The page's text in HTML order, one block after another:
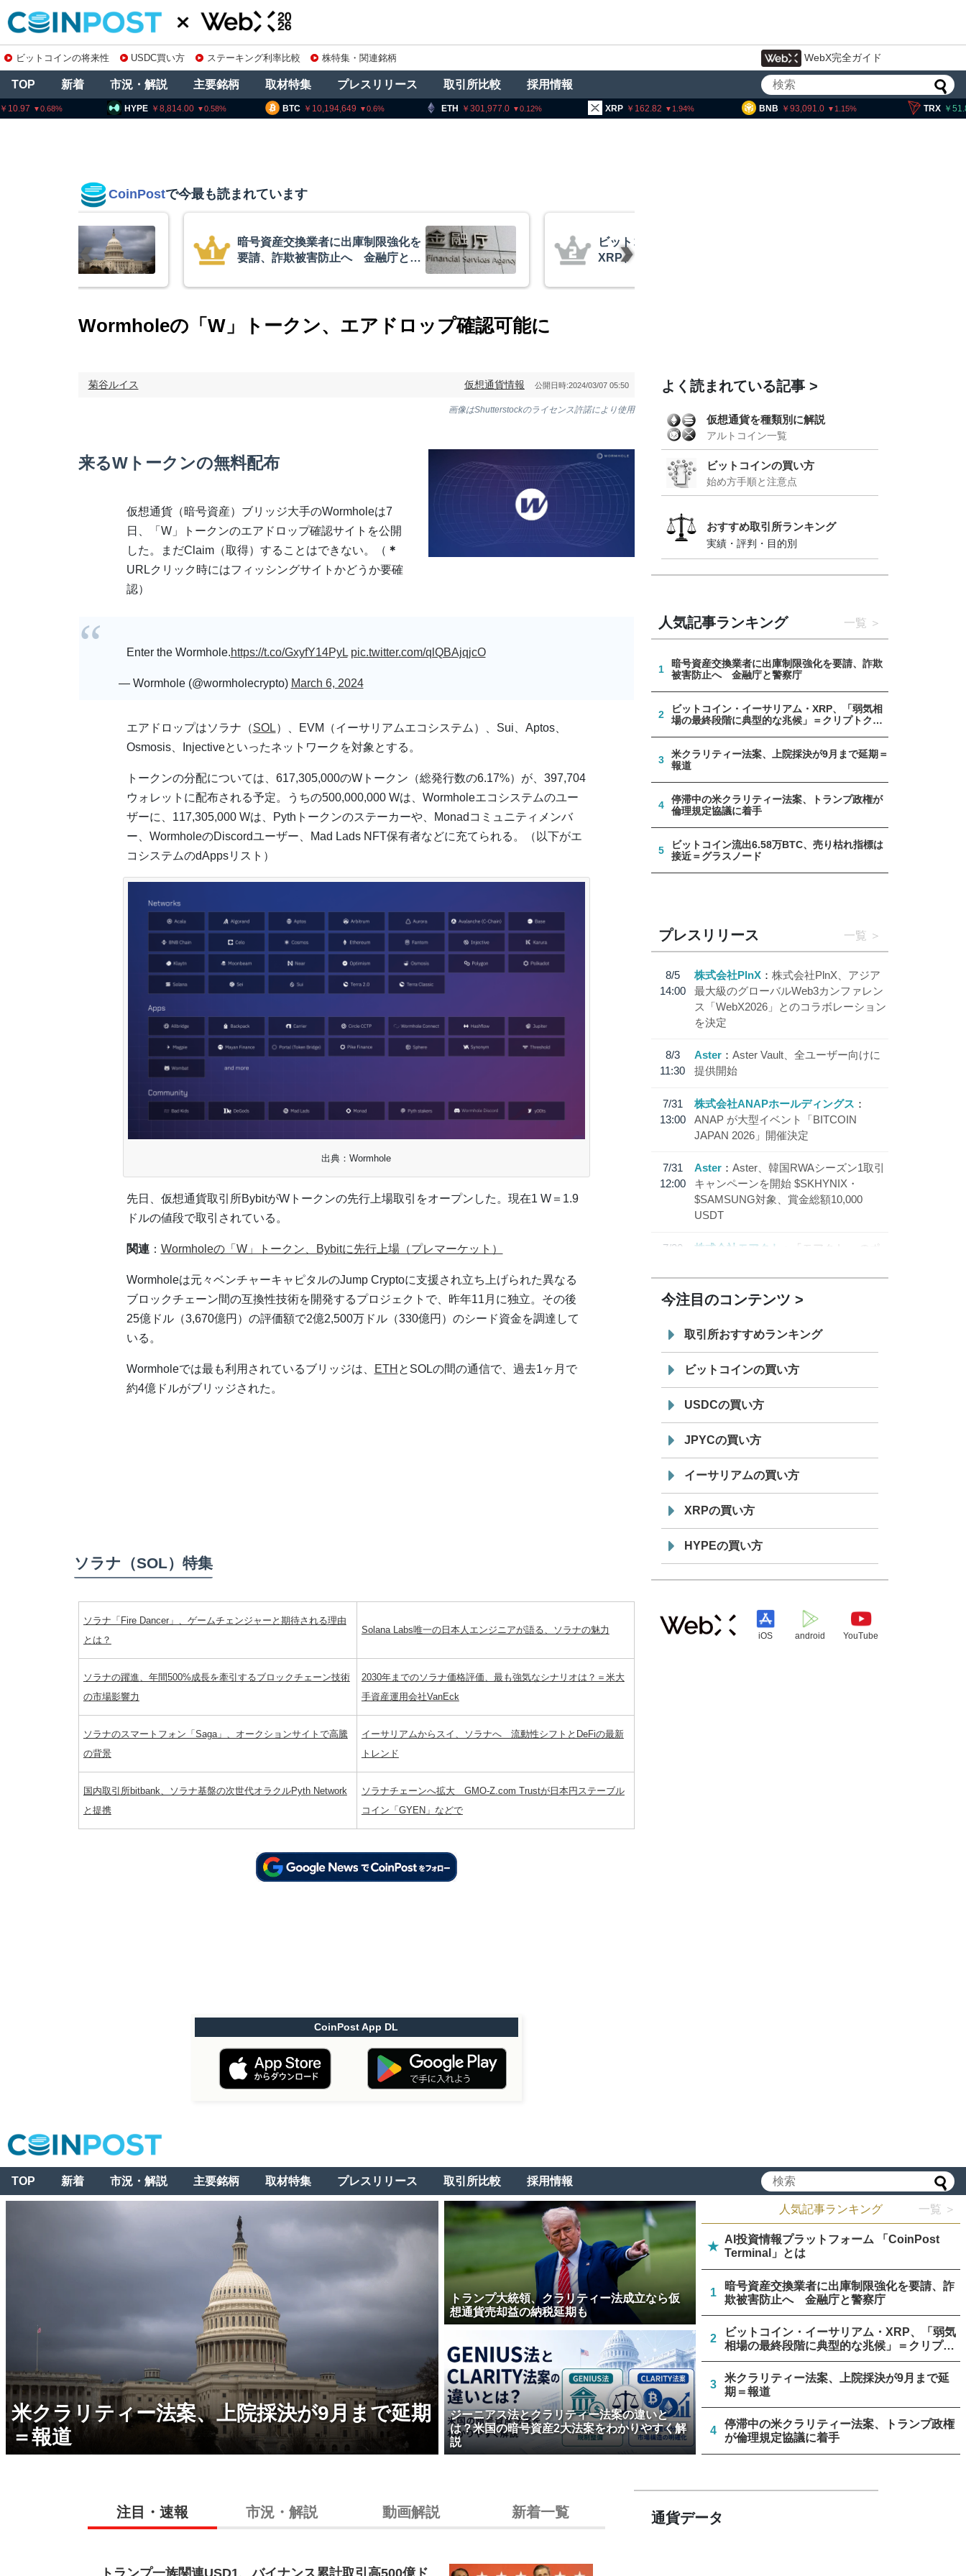
ビットコインの将来性 USDC買い方 ステーキング利率比較 株特集・関連銘柄 WebX完全ガイド
TOP 新着 市況・解説 主要銘柄 取材特集 プレスリリース 取引所比較 採用情報
BTC 10,194,649 0.6 ETH 301,977.0 XRP 162.82 BNB 93,091.0 TRX 51.83
HYPE 8,814.00 0.58
CoinPostで今最も読まれています
ビットコイン・イーサリアム・
XRP、「弱気相場の最終段階に典型
米クラリティー法案、上院採決が9
月まで延期＝報道
Wormholeの「W」トークン、エアドロップ確認可能に
菊谷ルイス 仮想通貨情報 公開日時:2024/03/07 05:50
画像はShutterstockのライセンス許諾により使用
来るWトークンの無料配布
仮想通貨（暗号資産）ブリッジ大手のWormholeは7
日、「W」トークンのエアドロップ確認サイトを公開
した。まだClaim（取得）することはできない。（ ＊
URLクリック時にはフィッシングサイトかどうか要確
認）
Enter the Wormhole.https://t.co/GxyfY14PyL pic.twitter.com/qlQBAjqjcO
— Wormhole (@wormholecrypto) March 6, 2024
エアドロップはソラナ（SOL）、EVM（イーサリアムエコシステム）、Sui、Aptos、
Osmosis、Injectiveといったネットワークを対象とする。
トークンの分配については、617,305,000のWトークン（総発行数の6.17%）が、397,704
ウォレットに配布される予定。うちの500,000,000 Wは、Wormholeエコシステムのユー
ザーに、117,305,000 Wは、Pythトークンのステーカーや、Monadコミュニティメンバ
ー、WormholeのDiscordユーザー、Mad Lads NFT保有者などに充てられる。（以下がエ
コシステムのdAppsリスト）
出典：Wormhole
先日、仮想通貨取引所BybitがWトークンの先行上場取引をオープンした。現在1 W＝1.9
ドルの値段で取引されている。
関連： Wormholeの「W」トークン、Bybitに先行上場（プレマーケット）
Wormholeは元々ベンチャーキャピタルのJump Cryptoに支援され立ち上げられた異なる
ブロックチェーン間の互換性技術を開発するプロジェクトで、昨年11月に独立。その後
25億ドル（3,670億円）の評価額で2億2,500万ドル（330億円）のシード資金を調達して
いる。
Wormholeでは最も利用されているブリッジは、 ETH とSOLの間の通信で、過去1ヶ月で
約4億ドルがブリッジされた。
ソラナ（SOL）特集
ソラナ「Fire Dancer」、ゲームチェンジャーと期待される理由
とは？
Solana Labs唯一の日本人エンジニアが語る、ソラナの魅力
ソラナの躍進、年間500%成長を牽引するブロックチェーン技術
の市場影響力
2030年までのソラナ価格評価、最も強気なシナリオは？＝米大
手資産運用会社VanEck
ソラナのスマートフォン「Saga」、オークションサイトで高騰
の背景
イーサリアムからスイ、ソラナへ 流動性シフトとDeFiの最新
トレンド
国内取引所bitbank、ソラナ基盤の次世代オラクルPyth Network
と提携
ソラナチェーンへ拡大 GMO-Z.com Trustが日本円ステーブル
コイン「GYEN」などで
CoinPost App DL
よく読まれている記事
仮想通貨を種類別に解説
アルトコイン一覧
ビットコインの買い方
始め方手順と注意点
おすすめ取引所ランキング
実績・評判・目的別
人気記事ランキング 一覧
1
暗号資産交換業者に出庫制限強化を要請、詐欺
被害防止へ 金融庁と警察庁
2
ビットコイン・イーサリアム・XRP、「弱気相
場の最終段階に典型的な兆候」＝クリプトクア
3
米クラリティー法案、上院採決が9月まで延期＝
報道
4
停滞中の米クラリティー法案、トランプ政権が
倫理規定協議に着手
5
ビットコイン流出6.58万BTC、売り枯れ指標は
接近＝グラスノード
プレスリリース 一覧
8/5
14:00
株式会社PlnX
株式会社PlnX、アジア
最大級のグローバルWeb3カンファレン
ス「WebX2026」とのコラボレーション
を決定
8/3
11:30
Aster
Aster Vault、全ユーザー向けに
提供開始
7/31
13:00
株式会社ANAPホールディングス
ANAP が大型イベント「BITCOIN
JAPAN 2026」開催決定
7/31
12:00
Aster
Aster、韓国RWAシーズン1取引
キャンペーンを開始 $SKHYNIX・
$SAMSUNG対象、賞金総額10,000
USDT
7/30
株式会社モアクト
「モアクト」 のポ
「 JPYC」を追加
19:30
てステーブルコイン「JPYSC」徹底解
説セミナーを開催
今注目のコンテンツ
取引所おすすめランキング
ビットコインの買い方
USDCの買い方
JPYCの買い方
イーサリアムの買い方
XRPの買い方
HYPEの買い方
iOS android YouTube
TOP 新着 市況・解説 主要銘柄 取材特集 プレスリリース 取引所比較 採用情報
米クラリティー法案、上院採決が9月まで延期
＝報道
トランプ大統領、クラリティー法成立なら仮
想通貨売却益の納税延期も
ジーニアス法とクラリティー法案の違いと
は？米国の暗号資産2大法案をわかりやすく解
説
人気記事ランキング 一覧 ＞
★
AI投資情報プラットフォーム 「CoinPost
Terminal」とは
1
暗号資産交換業者に出庫制限強化を要請、詐
欺被害防止へ 金融庁と警察庁
2
ビットコイン・イーサリアム・XRP、「弱気
相場の最終段階に典型的な兆候」＝クリプト
クアント
3
米クラリティー法案、上院採決が9月まで延
期＝報道
4
停滞中の米クラリティー法案、トランプ政権
が倫理規定協議に着手
注目・速報 市況・解説 動画解説 新着一覧
トランプ一族関連USD1、バイナンス累計取引高500億ド
通貨データ